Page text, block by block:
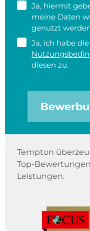
Ja, hiermit
meine Daten
genutzt
Ja, ich habe die
diesen zu.
Tempton
Top-
Leistungen.